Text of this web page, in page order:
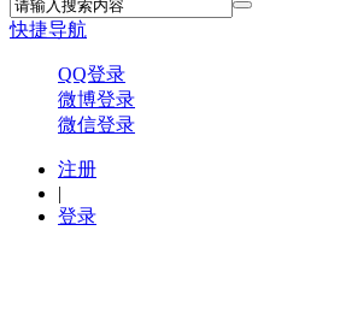
快捷导航
QQ登录
微博登录
微信登录
注册
|
登录